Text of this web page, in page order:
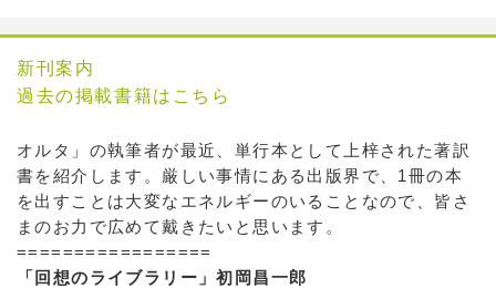
新刊案内
過去の掲載書籍はこちら
オルタ」の執筆者が最近、単行本として上梓された著訳
書を紹介します。厳しい事情にある出版界で、1冊の本
を出すことは大変なエネルギーのいることなので、皆さ
まのお力で広めて戴きたいと思います。
=================
「回想のライブラリー」初岡昌一郎